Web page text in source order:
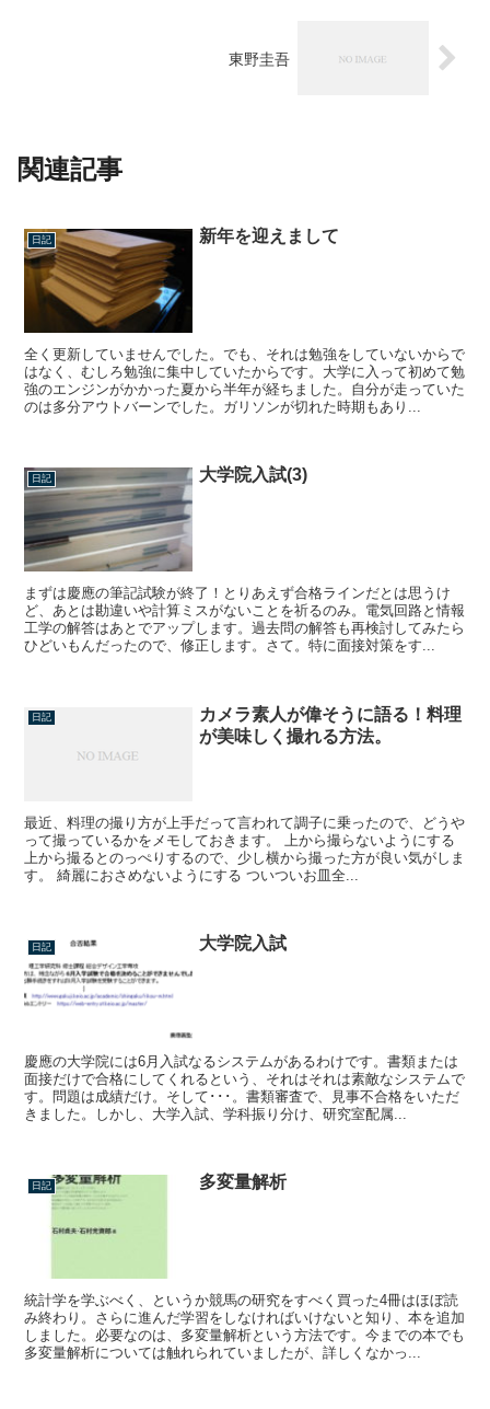
東野圭吾
関連記事
日記 新年を迎えまして
全く更新していませんでした。でも、それは勉強をしていないからで
はなく、むしろ勉強に集中していたからです。大学に入って初めて勉
強のエンジンがかかった夏から半年が経ちました。自分が走っていた
のは多分アウトバーンでした。ガリソンが切れた時期もあり...
日記 大学院入試(3)
まずは慶應の筆記試験が終了！とりあえず合格ラインだとは思うけ
ど、あとは勘違いや計算ミスがないことを祈るのみ。電気回路と情報
工学の解答はあとでアップします。過去問の解答も再検討してみたら
ひどいもんだったので、修正します。さて。特に面接対策をす...
日記
カメラ素人が偉そうに語る！料理
が美味しく撮れる方法。
最近、料理の撮り方が上手だって言われて調子に乗ったので、どうや
って撮っているかをメモしておきます。 上から撮らないようにする
上から撮るとのっぺりするので、少し横から撮った方が良い気がしま
す。 綺麗におさめないようにする ついついお皿全...
日記 大学院入試
慶應の大学院には6月入試なるシステムがあるわけです。書類または
面接だけで合格にしてくれるという、それはそれは素敵なシステムで
す。問題は成績だけ。そして･･･。書類審査で、見事不合格をいただ
きました。しかし、大学入試、学科振り分け、研究室配属...
日記 多変量解析
統計学を学ぶべく、というか競馬の研究をすべく買った4冊はほぼ読
み終わり。さらに進んだ学習をしなければいけないと知り、本を追加
しました。必要なのは、多変量解析という方法です。今までの本でも
多変量解析については触れられていましたが、詳しくなかっ...